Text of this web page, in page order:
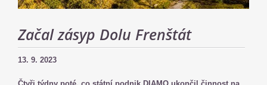
Začal zásyp Dolu Frenštát
13. 9. 2023